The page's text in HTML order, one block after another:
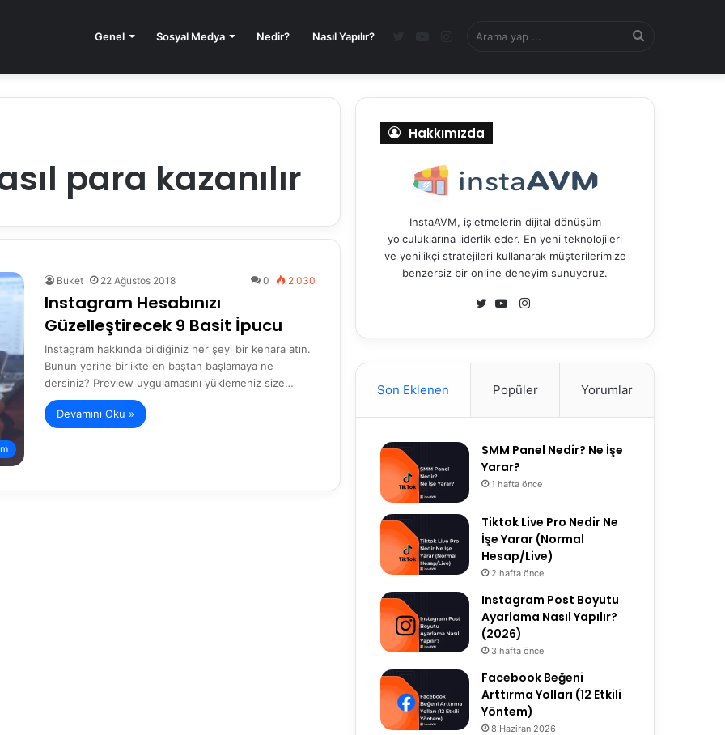
Genel Sosyal Medya Nedir? Nasıl Yapılır?
yap
Instagram
YouTube
para kazanılır
Buket 22 Ağustos 2018 0 2.030
Instagram Hesabınızı
Güzelleştirecek 9 Basit İpucu
Instagram hakkında bildiğiniz her şeyi bir kenara atın.
Bunun yerine birlikte en baştan başlamaya ne
dersiniz? Preview uygulamasını yüklemeniz size…
Devamını Oku »
Hakkımızda
InstaAVM, işletmelerin dijital dönüşüm
yolculuklarına liderlik eder. En yeni teknolojileri
ve yenilikçi stratejileri kullanarak müşterilerimize
benzersiz bir online deneyim sunuyoruz.
w
i
e
o
u
u
b
I
s
t
g
r
m
Son Eklenen Popüler Yorumlar
SMM Panel Nedir? Ne İşe
Yarar?
1 hafta önce
Tiktok Live Pro Nedir Ne
İşe Yarar (Normal
Hesap/Live)
2 hafta önce
Instagram Post Boyutu
Ayarlama Nasıl Yapılır?
(2026)
3 hafta önce
Facebook Beğeni
Arttırma Yolları (12 Etkili
Yöntem)
8 Haziran 2026